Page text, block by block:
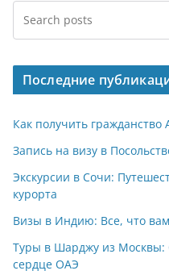
Последние
Как получить
Запись на визу в
Экскурсии в Сочи:
курорта
Визы в Индию: Все, что
Туры в Шарджу из Москвы:
сердце ОАЭ